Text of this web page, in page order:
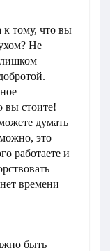
к тому, что вы
Не
вы стоите!
думать
это
работаете и
времени
быть